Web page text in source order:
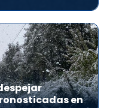
en